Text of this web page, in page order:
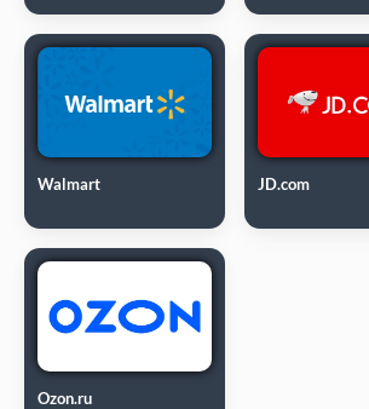
Walmart JD.com
Ozon.ru